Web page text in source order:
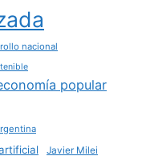
nacional
popular
Javier Milei